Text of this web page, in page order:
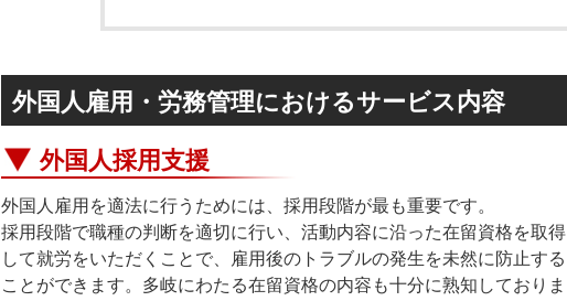
外国人雇用・労務管理におけるサービス内容
外国人採用支援
外国人雇用を適法に行うためには、採用段階が最も重要です。
採用段階で職種の判断を適切に行い、活動内容に沿った在留資格を取得
して就労をいただくことで、雇用後のトラブルの発生を未然に防止する
ことができます。多岐にわたる在留資格の内容も十分に熟知しておりま